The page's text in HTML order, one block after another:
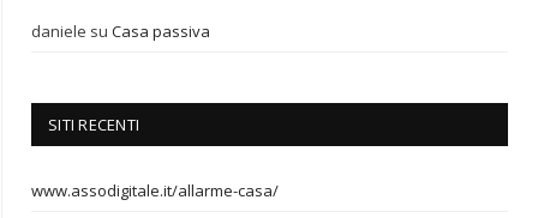
daniele su Casa passiva
SITI RECENTI
www.assodigitale.it/allarme-casa/